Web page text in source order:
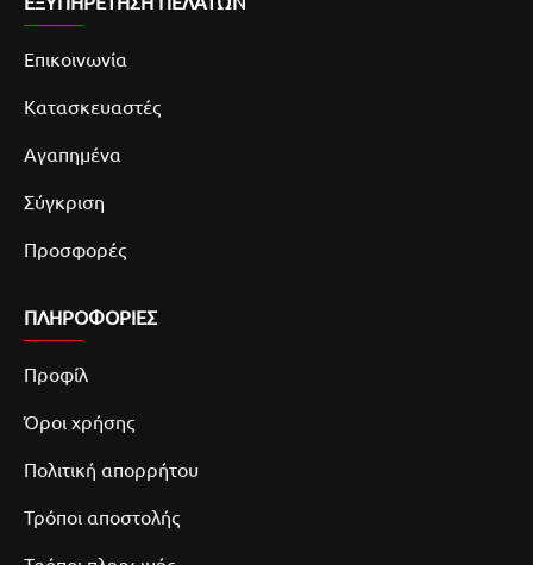
Επικοινωνία
Κατασκευαστές
Αγαπημένα
Σύγκριση
Προσφορές
ΠΛΗΡΟΦΟΡΙΕΣ
Προφίλ
Όροι χρήσης
Πολιτική απορρήτου
Τρόποι αποστολής